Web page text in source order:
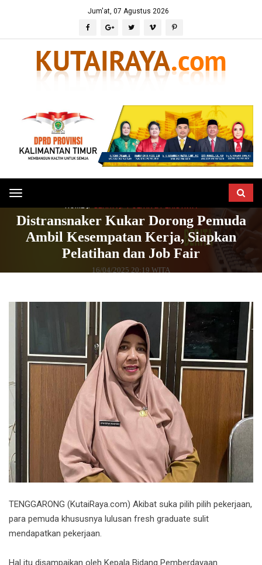
Jum'at, 07 Agustus 2026
Toggle
navigation
Distransnaker Kukar Dorong Pemuda
Ambil Kesempatan Kerja, Siapkan
Pelatihan dan Job Fair
16/04/2025 20:19 WITA
TENGGARONG (KutaiRaya.com) Akibat suka pilih pilih pekerjaan,
para pemuda khususnya lulusan fresh graduate sulit
mendapatkan pekerjaan.